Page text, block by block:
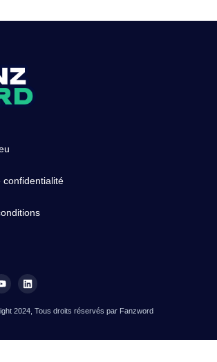
confidentialité
2024, Tous droits réservés par Fanzword